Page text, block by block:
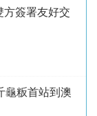
簽署友好交
粄首站到澳